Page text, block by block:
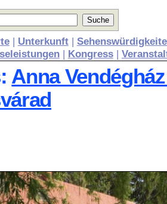
| Unterkunft|
| Kongress|
Anna